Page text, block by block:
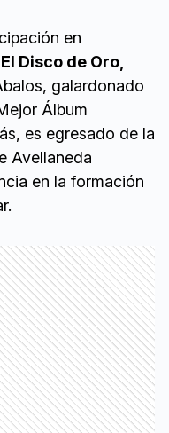
en
El Disco de Oro,
galardonado
Álbum
es egresado de la
Avellaneda
en la formación